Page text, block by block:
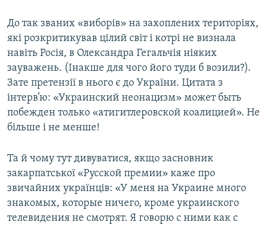
До так званих «виборів» на захоплених територіях,
які розкритикував цілий світ і котрі не визнала
навіть Росія, в Олександра Гегальчія ніяких
зауважень. (Інакше для чого його туди б возили?).
Зате претензії в нього є до України. Цитата з
інтерв’ю: «Украинский неонацизм» может быть
побежден только «атигитлеровской коалицией». Не
більше і не менше!
Та й чому тут дивуватися, якщо засновник
закарпатської «Русской премии» каже про
звичайних українців: «У меня на Украине много
знакомых, которые ничего, кроме украинского
телевидения не смотрят. Я говорю с ними как с